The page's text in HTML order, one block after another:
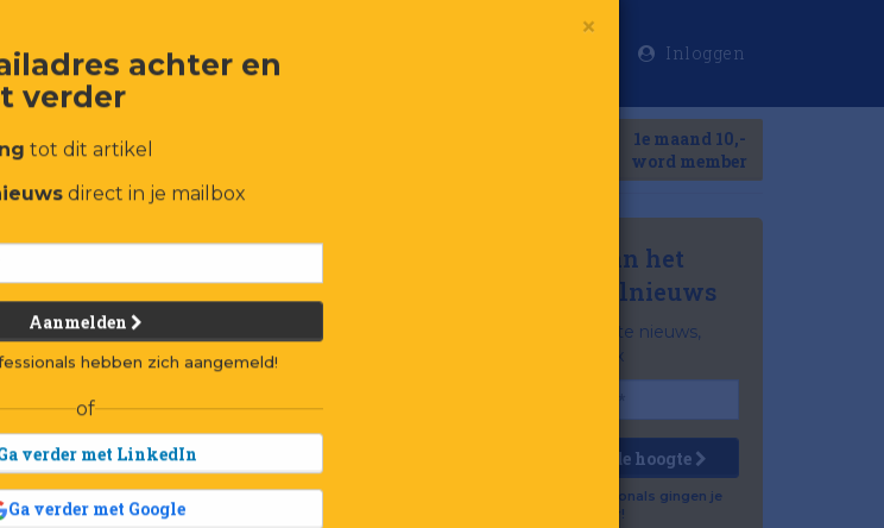
Inloggen
Jobs Adverteren
1e maand 10,-
word member
Mis niets van het
laatste retailnieuws
Het belangrijkste nieuws,
gratis in je inbox
Houd mij op de hoogte
Al 57.500 professionals gingen je
voor!
achter en
verder
tot dit artikel
direct in je mailbox
Aanmelden
hebben zich aangemeld!
of
verder met LinkedIn